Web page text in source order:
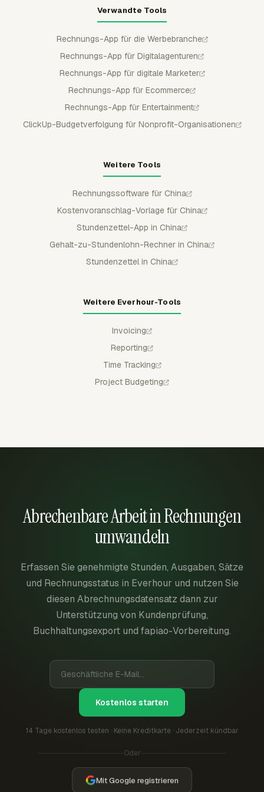
Verwandte Tools
Rechnungs-App für die Werbebranche
Rechnungs-App für Digitalagenturen
Rechnungs-App für digitale Marketer
Rechnungs-App für Ecommerce
Rechnungs-App für Entertainment
ClickUp-Budgetverfolgung für Nonprofit-Organisationen
Weitere Tools
Rechnungssoftware für China
Kostenvoranschlag-Vorlage für China
Stundenzettel-App in China
Gehalt-zu-Stundenlohn-Rechner in China
Stundenzettel in China
Weitere Everhour-Tools
Invoicing
Reporting
Time Tracking
Project Budgeting
Abrechenbare Arbeit in Rechnungen
umwandeln
Erfassen Sie genehmigte Stunden, Ausgaben, Sätze
und Rechnungsstatus in Everhour und nutzen Sie
diesen Abrechnungsdatensatz dann zur
Unterstützung von Kundenprüfung,
Buchhaltungsexport und fapiao-Vorbereitung.
Kostenlos starten
14 Tage kostenlos testen · Keine Kreditkarte · Jederzeit kündbar
Oder
Mit Google registrieren